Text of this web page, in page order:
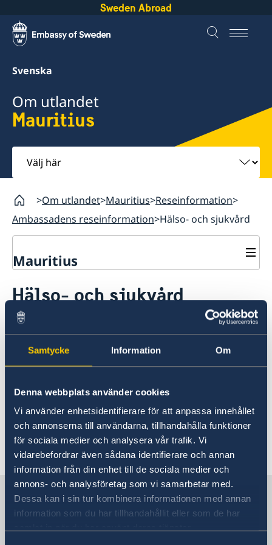
Samtycke Information Om
Denna webbplats använder cookies
Vi använder enhetsidentifierare för att anpassa innehållet
och annonserna till användarna, tillhandahålla funktioner
för sociala medier och analysera vår trafik. Vi
vidarebefordrar även sådana identifierare och annan
information från din enhet till de sociala medier och
annons- och analysföretag som vi samarbetar med.
Dessa kan i sin tur kombinera informationen med annan
information som du har tillhandahållit eller som de har
Sweden Abroad
Svenska
Om utlandet
Mauritius
Välj
här
Om utlandet Mauritius Reseinformation
Ambassadens reseinformation Hälso- och sjukvård
Mauritius
Hjälp till svenskar i Mauritius
Rösta i Mauritius
Akut hjälp
Hjälp kring medborgarskap
Reseinformation
Ambassadens reseinformation
Aktuella händelser
Allmänna säkerhetsläget
Naturförhållanden och katastrofer
In- och utresebestämmelser
Lokala lagar och sedvänjor
Kriminalitet och personlig säkerhet
Trafiksäkerhet
Hälso- och sjukvård
Övriga upplysningar
Resa i landet
Hjälp till svenskar utomlands
Hälso- och sjukvård
Bra privat sjukvård finns att tillgå på Mauritius;
evakuering till Sydafrika. Därför uppmanas
resenärer att ha komplett rese- och
sjukförsäkring som även täcker sjuktransport.
Kontakta en vaccinationscentral i god tid innan
resa till Mauritius.
Senast uppdaterad 05 juni 2026, 09.10
Sverige i Mauritius
Sveriges ambassad